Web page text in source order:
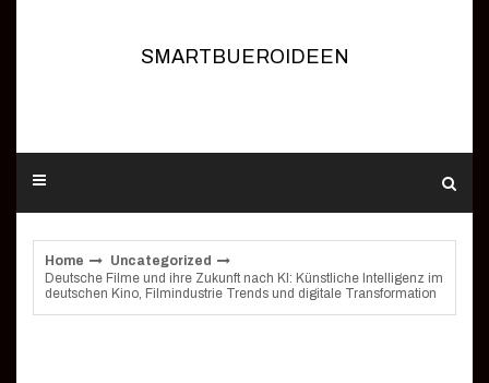
SMARTBUEROIDEEN
Home
Uncategorized
Deutsche Filme und ihre Zukunft nach KI: Künstliche Intelligenz im
deutschen Kino, Filmindustrie Trends und digitale Transformation